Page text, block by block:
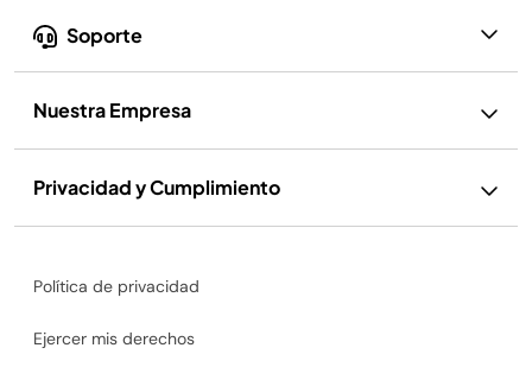
Soporte
Nuestra Empresa
Privacidad y Cumplimiento
Política de privacidad
Ejercer mis derechos